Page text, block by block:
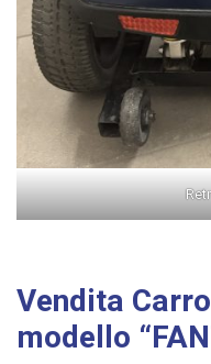
Vendita
modello